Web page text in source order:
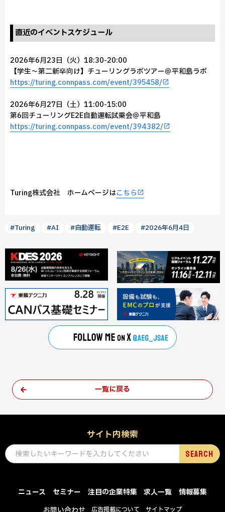
直近のイベントスケジュール
2026年6月23日（火）18:30-20:00
【学生〜第二新卒向け】チューリングラボツアー＠平和島ラボ
https://turing.connpass.com/event/395458/
2026年6月27日（土）11:00-15:00
第6回チューリングE2E自動運転試乗会＠平和島
https://turing.connpass.com/event/394382/
Turing株式会社 ホームページはこちら
#Turing #AI #自動運転 #E2E #2026年6月4日
一覧に戻る
サイト内検索
ニュース セミナー 注目の企業特集 求人一覧
情報募集
広告掲載について サイトマップ